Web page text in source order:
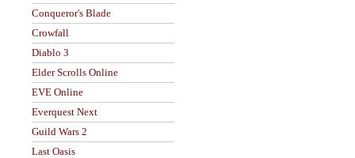
Conqueror's Blade
Crowfall
Diablo 3
Elder Scrolls Online
EVE Online
Everquest Next
Guild Wars 2
Last Oasis